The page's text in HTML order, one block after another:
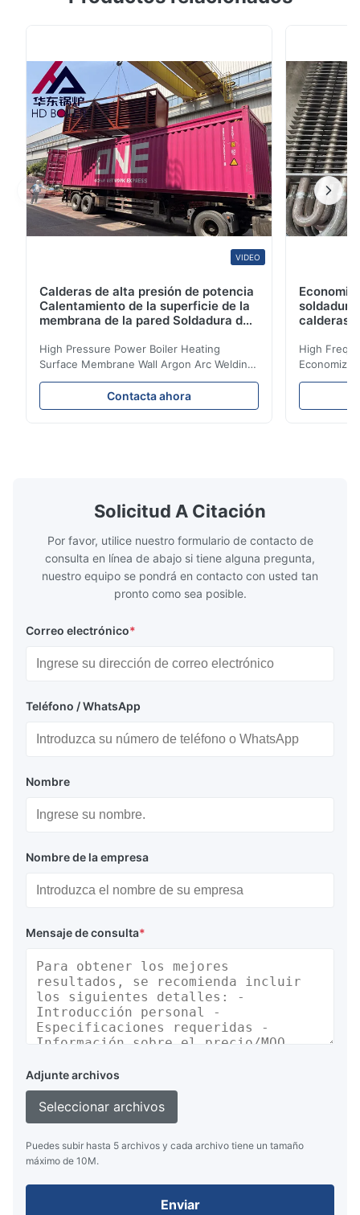
característica estándar de una caldera de haz de
tubos. Es un depósito del agua/del vapor en el ...
VIDEO
Calderas de alta presión de potencia
Calentamiento de la superficie de la
membrana de la pared Soldadura de
biomasa
High Pressure Power Boiler Heating
Surface Membrane Wall Argon Arc Welding
For Biomass Boiler Product Introduction
Water wall panels with pins usually laid
vertically on the inner wall of the furnace
the basic component of boiler water
circulation loop.Because of both cooling
Contacta ahora
calderas
High
Product
industrial
Solicitud A Citación
Por favor, utilice nuestro formulario de contacto de
consulta en línea de abajo si tiene alguna pregunta,
nuestro equipo se pondrá en contacto con usted tan
pronto como sea posible.
Correo electrónico*
Teléfono / WhatsApp
Nombre
Nombre de la empresa
Mensaje de consulta*
Adjunte archivos
Seleccionar archivos
Puedes subir hasta 5 archivos y cada archivo tiene un tamaño
máximo de 10M.
Enviar